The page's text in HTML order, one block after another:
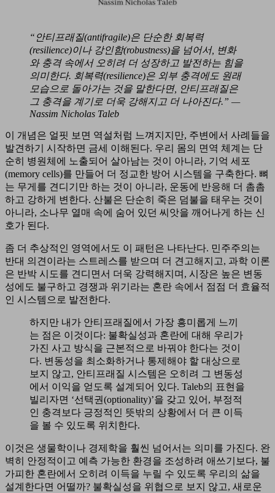
“안티프래질(antifragile)은 단순한 회복력
(resilience)이나 강인함(robustness)을 넘어서, 변화
와 충격 속에서 오히려 더 성장하고 발전하는 힘을
의미한다. 회복력(resilience)은 외부 충격에도 원래
모습으로 돌아가는 것을 말한다면, 안티프래질은
그 충격을 계기로 더욱 강해지고 더 나아진다.” —
Nassim Nicholas Taleb
이 개념은 얼핏 보면 역설처럼 느껴지지만, 주변에서 사례들을
발견하기 시작하면 금세 이해된다. 우리 몸의 면역 체계는 단
순히 병원체에 노출되어 살아남는 것이 아니라, 기억 세포
(memory cells)를 만들어 더 정교한 방어 시스템을 구축한다. 뼈
는 무게를 견디기만 하는 것이 아니라, 운동에 반응해 더 촘촘
하고 강하게 변한다. 산불은 단순히 죽은 덤불을 태우는 것이
아니라, 소나무 열매 속에 숨어 있던 씨앗을 깨어나게 하는 신
호가 된다.
좀 더 추상적인 영역에서도 이 패턴은 나타난다. 민주주의는
반대 의견이라는 스트레스를 받으며 더 견고해지고, 과학 이론
은 반박 시도를 견디면서 더욱 강력해지며, 시장은 높은 변동
성에도 불구하고 경쟁과 위기라는 혼란 속에서 점점 더 효율적
인 시스템으로 발전한다.
하지만 내가 안티프래질에서 가장 흥미롭게 느끼
는 점은 이것이다: 불확실성과 혼란에 대해 우리가
가진 사고 방식을 근본적으로 바꿔야 한다는 것이
다. 변동성을 최소화하거나 통제해야 할 대상으로
보지 않고, 안티프래질 시스템은 오히려 그 변동성
에서 이익을 얻도록 설계되어 있다. Taleb의 표현을
빌리자면 ‘선택권(optionality)’을 갖고 있어, 부정적
인 충격보다 긍정적인 뜻밖의 상황에서 더 큰 이득
을 볼 수 있도록 위치한다.
이것은 생물학이나 경제학을 훨씬 넘어서는 의미를 가진다. 완
벽히 안정적이고 예측 가능한 환경을 조성하려 애쓰기보다, 불
가피한 혼란에서 오히려 이득을 누릴 수 있도록 우리의 삶을
설계한다면 어떨까? 불확실성을 위협으로 보지 않고, 새로운